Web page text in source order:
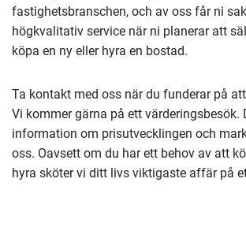
fastighetsbranschen, och av oss får ni
högkvalitativ service när ni planerar att
köpa en ny eller hyra en bostad.
Ta kontakt med oss när du funderar på
Vi kommer gärna på ett värderingsbesök.
information om prisutvecklingen och
oss. Oavsett om du har ett behov av att
hyra sköter vi ditt livs viktigaste affär på